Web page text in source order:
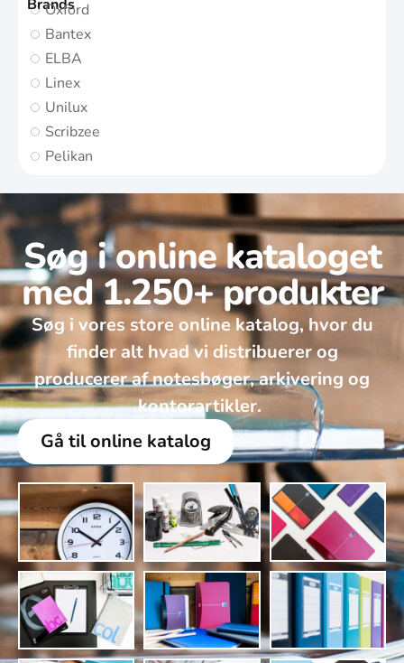
Brands
Oxford
Bantex
ELBA
Linex
Unilux
Scribzee
Pelikan
Søg i online kataloget
med 1.250+ produkter
Søg i vores store online katalog, hvor du
finder alt hvad vi distribuerer og
producerer af notesbøger, arkivering og
kontorartikler. ​
Gå til online katalog